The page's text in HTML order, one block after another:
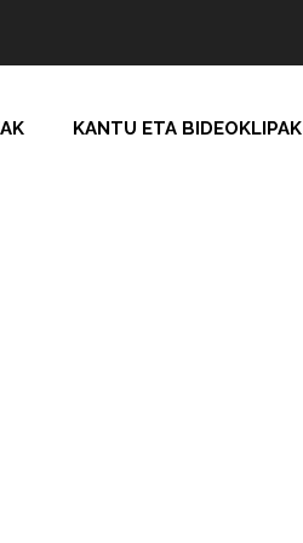
KANTU ETA BIDEOKLIPAK